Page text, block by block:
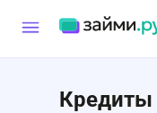
Кредиты